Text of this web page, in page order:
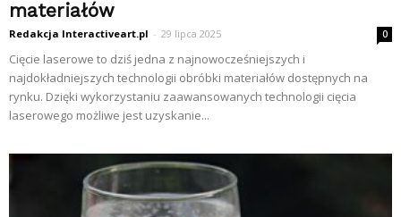
materiałów
Redakcja Interactiveart.pl - 29 lipca 2025 0
Cięcie laserowe to dziś jedna z najnowocześniejszych i
najdokładniejszych technologii obróbki materiałów dostępnych na
rynku. Dzięki wykorzystaniu zaawansowanych technologii cięcia
laserowego możliwe jest uzyskanie...